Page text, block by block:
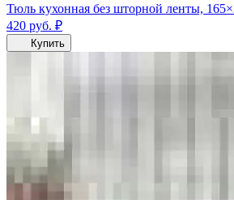
Тюль кухонная без шторной ленты,
420 руб. ₽
Купить